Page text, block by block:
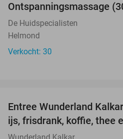
Ontspanningsmassage
De Huidspecialisten
Helmond
Verkocht: 30
Entree Wunderland
ijs, frisdrank, koffie, thee